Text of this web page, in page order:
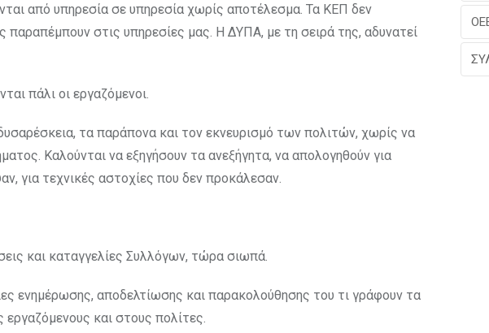
από υπηρεσία σε υπηρεσία χωρίς αποτέλεσμα. Τα ΚΕΠ δεν
στις υπηρεσίες μας. Η ΔΥΠΑ, με τη σειρά της, αδυνατεί
πάλι οι εργαζόμενοι.
τα παράπονα και τον εκνευρισμό των πολιτών, χωρίς να
Καλούνται να εξηγήσουν τα ανεξήγητα, να απολογηθούν για
για τεχνικές αστοχίες που δεν προκάλεσαν.
και καταγγελίες Συλλόγων, τώρα σιωπά.
ενημέρωσης, αποδελτίωσης και παρακολούθησης του τι γράφουν τα
και στους πολίτες.